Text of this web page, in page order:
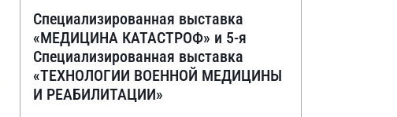
Специализированная выставка
«МЕДИЦИНА КАТАСТРОФ» и 5-я
Специализированная выставка
«ТЕХНОЛОГИИ ВОЕННОЙ МЕДИЦИНЫ
И РЕАБИЛИТАЦИИ»